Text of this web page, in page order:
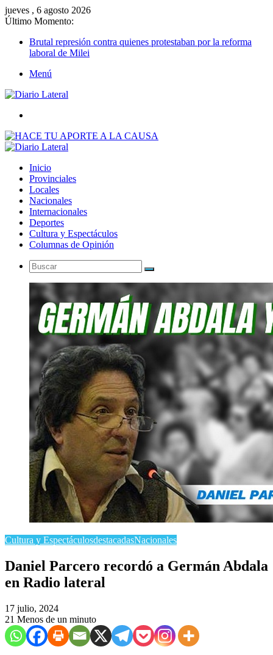
jueves , 6 agosto 2026
Último Momento:
Brutal represión contra quienes protestaban por la reforma
laboral de Milei
Menú
Inicio
Provinciales
Locales
Nacionales
Internacionales
Deportes
Cultura y Espectáculos
Columnas de Opinión
Buscar
Cultura y EspectáculosdestacadasNacionales
Daniel Parcero recordó a Germán Abdala
en Radio lateral
17 julio, 2024
21 Menos de un minuto